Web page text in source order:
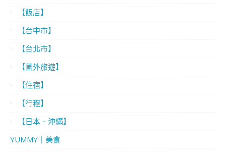
【飯店】
【台中市】
【台北市】
【國外旅遊】
【住宿】
【行程】
【日本．沖繩】
YUMMY｜美食